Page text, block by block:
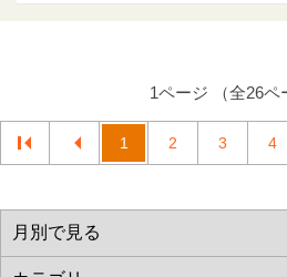
1ページ （全26ペ
1 2 3 4